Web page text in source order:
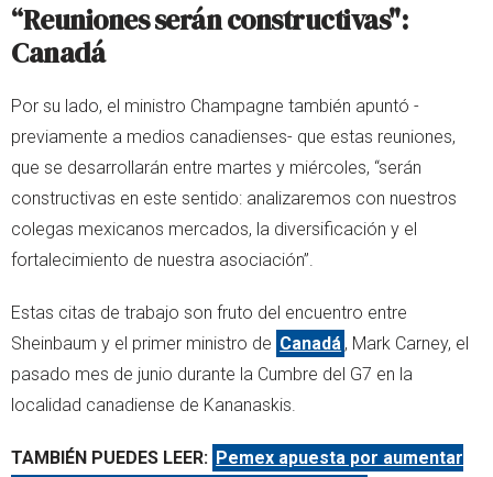
“Reuniones serán constructivas":
Canadá
Por su lado, el ministro Champagne también apuntó -
previamente a medios canadienses- que estas reuniones,
que se desarrollarán entre martes y miércoles, “serán
constructivas en este sentido: analizaremos con nuestros
colegas mexicanos mercados, la diversificación y el
fortalecimiento de nuestra asociación”.
Estas citas de trabajo son fruto del encuentro entre
Sheinbaum y el primer ministro de Canadá , Mark Carney, el
pasado mes de junio durante la Cumbre del G7 en la
localidad canadiense de Kananaskis.
TAMBIÉN PUEDES LEER: Pemex apuesta por aumentar